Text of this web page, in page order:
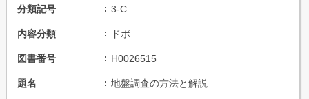
分類記号 3-C
内容分類 ドボ
図書番号 H0026515
題名 地盤調査の方法と解説